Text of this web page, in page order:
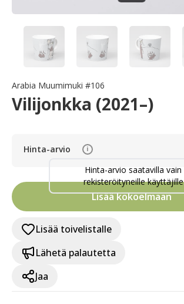
Arabia Muumimuki #106
Vilijonkka (2021–)
Hinta-arvio i
Hinta-arvio saatavilla vain
rekisteröityneille käyttäjille
Lisää kokoelmaan
Lisää toivelistalle
Lähetä palautetta
Jaa